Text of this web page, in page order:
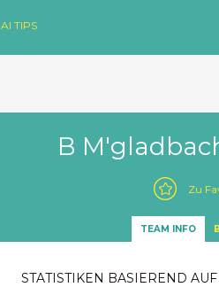
AI TIPS
B
Zu
TEAM INFO
STATISTIKEN BASIEREND